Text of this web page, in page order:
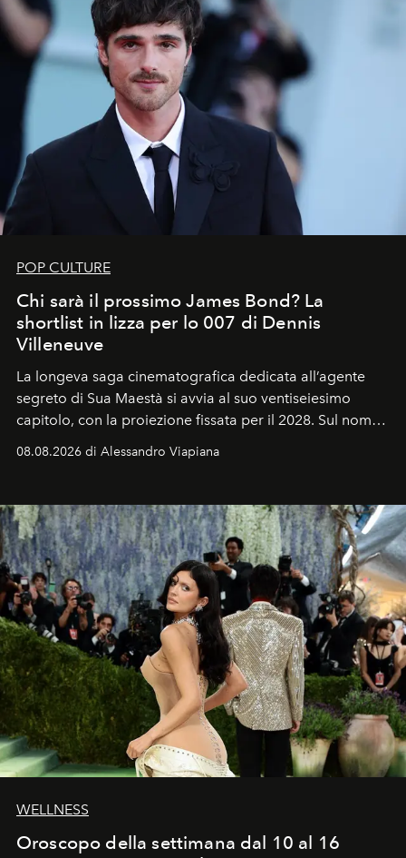
POP CULTURE
Chi sarà il prossimo James Bond? La
shortlist in lizza per lo 007 di Dennis
Villeneuve
La longeva saga cinematografica dedicata all’agente
segreto di Sua Maestà si avvia al suo ventiseiesimo
capitolo, con la proiezione fissata per il 2028. Sul nome
dell’attore chiamato a raccogliere l’eredità di Daniel
Craig, però, regna ancora il più assoluto riserbo.
08.08.2026 di Alessandro Viapiana
WELLNESS
Oroscopo della settimana dal 10 al 16